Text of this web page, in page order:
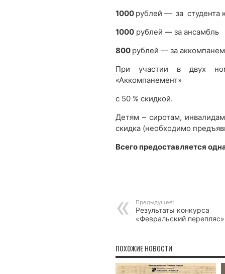
1000 рублей — за студента
1000 рублей — за ансамбль
800 рублей — за
При участии в двух
«Аккомпанемент»
с 50 % скидкой.
Детям – сиротам,
скидка (необходимо
Всего предоставляется
Предыдущее:
Результаты конкурса
«Февральский
ПОХОЖИЕ НОВОСТИ